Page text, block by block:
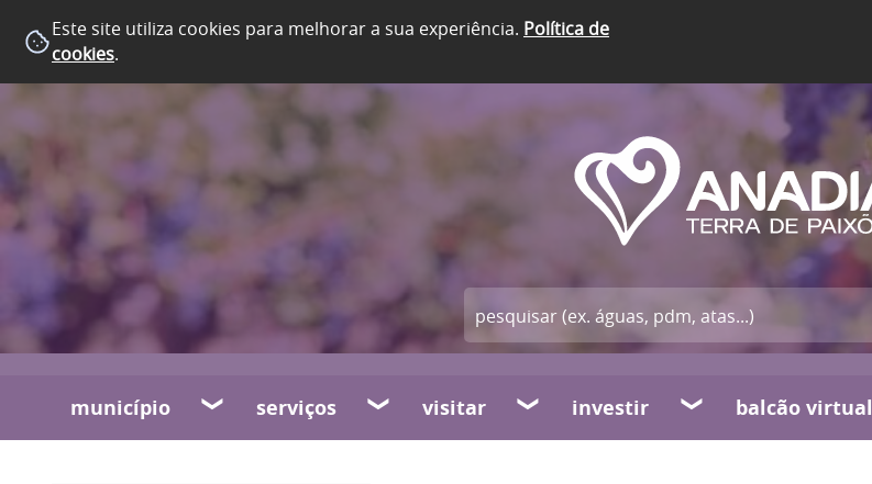
Este site utiliza cookies para melhorar a sua experiência. Política de
cookies.
município serviços visitar investir balcão virtual